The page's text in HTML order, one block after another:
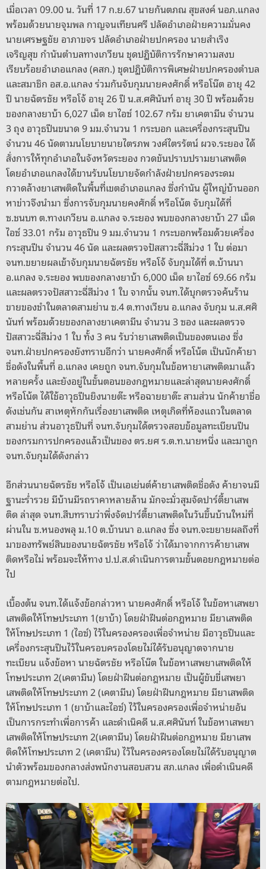
เมื่อเวลา 09.00 น. วันที่ 17 ก.ย.67 นายกันตภณ สุขสงค์ นอภ.แกลง
พร้อมด้วยนายจุมพล กาญจนเทียนศรี ปลัดอำเภอฝ่ายความมั่นคง
นายเศรษฐชัย อาภาขจร ปลัดอำเภอฝ่ายปกครอง นายสำเริง
เจริญสุข กำนันตำบลทางเกวียน ชุดปฏิบัติการรักษาความสงบ
เรียบร้อยอำเภอแกลง (คสก.) ชุดปฏิบัติการพิเศษฝ่ายปกครองตำบล
และสมาชิก อส.อ.แกลง ร่วมกันจับกุมนายคงศักดิ์ หรือโน๊ต อายุ 42
ปี นายฉัตรชัย หรือโจ้ อายุ 26 ปี น.ส.ศศินันท์ อายุ 30 ปี พร้อมด้วย
ของกลางยาบ้า 6,027 เม็ด ยาไอซ์ 102.67 กรัม ยาเคตามีน จำนวน
3 ถุง อาวุธปืนขนาด 9 มม.จำนวน 1 กระบอก และเครื่องกระสุนปืน
จำนวน 46 นัดตามนโยบายนายไตรภพ วงศ์ไตรรัตน์ ผวจ.ระยอง ได้
สั่งการให้ทุกอำเภอในจังหวัดระยอง กวดขันปราบปรามยาเสพติด
โดยอำเภอแกลงได้ขานรับนโยบายจัดกำลังฝ่ายปกครองระดม
กวาดล้างยาเสพติดในพื้นที่เขตอำเภอแกลง ซึ่งกำนัน ผู้ใหญ่บ้านออก
หาข่าวจึงนำมา ซึ่งการจับกุมนายคงศักดิ์ หรือโน้ต จับกุมได้ที่
ซ.ชนบท ต.ทางเกวียน อ.แกลง จ.ระยอง พบของกลางยาบ้า 27 เม็ด
ไอซ์ 33.01 กรัม อาวุธปืน 9 มม.จำนวน 1 กระบอกพร้อมด้วยเครื่อง
กระสุนปืน จำนวน 46 นัด และผลตรวจปัสสาวะฉี่สีม่วง 1 ใบ ต่อมา
จนท.ขยายผลเข้าจับกุมนายฉัตรชัย หรือโจ้ จับกุมได้ที่ ต.บ้านนา
อ.แกลง จ.ระยอง พบของกลางยาบ้า 6,000 เม็ด ยาไอซ์ 69.66 กรัม
และผลตรวจปัสสาวะฉี่สีม่วง 1 ใบ จากนั้น จนท.ได้บุกตรวจค้นร้าน
ขายของชำในตลาดสามย่าน ซ.4 ต.ทางเวียน อ.แกลง จับกุม น.ส.ศศิ
นันท์ พร้อมด้วยของกลางยาเคตามีน จำนวน 3 ซอง และผลตรวจ
ปัสสาวะฉี่สีม่วง 1 ใบ ทั้ง 3 คน รับว่ายาเสพติดเป็นของตนเอง ซึ่ง
จนท.ฝ่ายปกครองยังทราบอีกว่า นายคงศักดิ์ หรือโน้ต เป็นนักค้ายา
ชื่อดังในพื้นที่ อ.แกลง เคยถูก จนท.จับกุมในข้อหายาเสพติดมาแล้ว
หลายครั้ง และยังอยู่ในขั้นตอนของกฎหมายและล่าสุดนายคงศักดิ์
หรือโน้ต ได้ใช้อาวุธปืนยิงนายต๊ะ หรือฉายยาต๊ะ สามส่วน นักค้ายาชื่อ
ดังเช่นกัน สาเหตุหักกันเรื่องยาเสพติด เหตุเกิดที่ห้องแถวในตลาด
สามย่าน ส่วนอาวุธปืนที่ จนท.จับกุมได้ตรวจสอบข้อมูลทะเบียนปืน
ของกรมการปกครองแล้วเป็นของ ตร.ยศ ร.ต.ท.นายหนึ่ง และมาถูก
จนท.จับกุมได้ดังกล่าว
อีกส่วนนายฉัตรชัย หรือโจ้ เป็นเอเย่นต์ค้ายาเสพติดชื่อดัง ค้ายาจนมี
ฐานะร่ำรวย มีบ้านมีรถราคาหลายล้าน มักจะมั่วสุมจัดปาร์ตี้ยาเสพ
ติด ล่าสุด จนท.สืบทราบว่าพึ่งจัดปาร์ตี้ยาเสพติดในวันขึ้นบ้านใหม่ที่
ผ่านใน ซ.หนองพลุ ม.10 ต.บ้านนา อ.แกลง ซึ่ง จนท.จะขยายผลถึงที่
มาของทรัพย์สินของนายฉัตรชัย หรือโจ้ ว่าได้มาจากการค้ายาเสพ
ติดหรือไม่ พร้อมจะให้ทาง ป.ป.ส.ดำเนินการตามขั้นตอยกฎหมายต่อ
ไป
เบื้องต้น จนท.ได้แจ้งข้อกล่าวหา นายคงศักดิ์ หรือโจ้ ในข้อหาเสพยา
เสพติดให้โทษประเภท 1(ยาบ้า) โดยฝ่าฝืนต่อกฎหมาย มียาเสพติด
ให้โทษประเภท 1 (ไอซ์) ไว้ในครองครองเพื่อจำหน่าย มีอาวุธปืนและ
เครื่องกระสุนปืนไว้ในครอบครองโดยไม่ได้รับอนุญาตจากนาย
ทะเบียน แจ้งข้อหา นายฉัตรชัย หรือโน๊ต ในข้อหาเสพยาเสพติดให้
โทษประเภท 2(เคตามีน) โดยฝ่าฝืนต่อกฎหมาย เป็นผู้ขับขี่เสพยา
เสพติดให้โทษประเภท 2 (เคตามีน) โดยฝ่าฝืนกฎหมาย มียาเสพติด
ให้โทษประเภท 1 (ยาบ้าและไอซ์) ไว้ในครองครองเพื่อจำหน่ายอัน
เป็นการกระทำเพื่อการค้า และดำเนิคดี น.ส.ศศินันท์ ในข้อหาเสพยา
เสพติดให้โทษประเภท 2(เคตามีน) โดยฝ่าฝืนต่อกฎหมาย มียาเสพ
ติดให้โทษประเภท 2 (เคตามีน) ไว้ในครองครองโดยไม่ได้รับอนุญาต
นำตัวพร้อมของกลางส่งพนักงานสอบสวน สภ.แกลง เพื่อดำเนินคดี
ตามกฎหมายต่อไป.